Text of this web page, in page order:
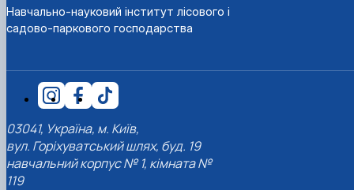
Навчально-науковий інститут лісового і
садово-паркового господарства
03041, Україна, м. Київ,
вул. Горіхуватський шлях, буд. 19
навчальний корпус № 1, кімната №
119